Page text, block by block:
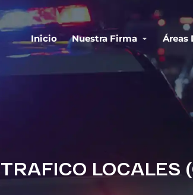
Inicio Nuestra Firma Áreas
LOCALES